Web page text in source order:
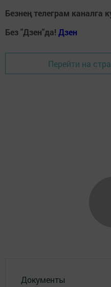
Безнең телеграм каналга
Без "Дзен"да! Дзен
Перейти на
Документы